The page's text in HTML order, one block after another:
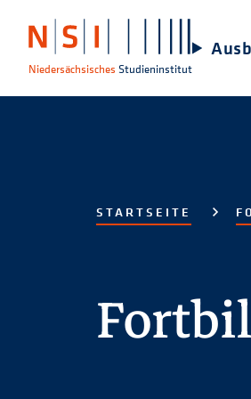
Niedersächsisches Studieninstitut
STARTSEITE